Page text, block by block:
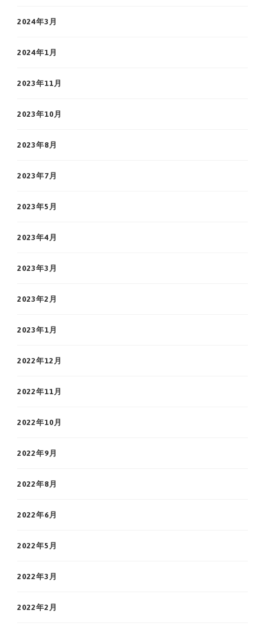
2024年3月
2024年1月
2023年11月
2023年10月
2023年8月
2023年7月
2023年5月
2023年4月
2023年3月
2023年2月
2023年1月
2022年12月
2022年11月
2022年10月
2022年9月
2022年8月
2022年6月
2022年5月
2022年3月
2022年2月